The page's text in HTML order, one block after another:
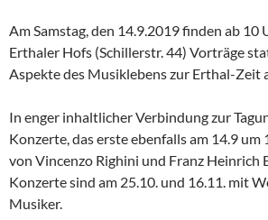
Am Samstag, den 14.9.2019 finden ab 10
Erthaler Hofs (Schillerstr. 44) Vorträge
Aspekte des Musiklebens zur Erthal-Zeit
In enger inhaltlicher Verbindung zur
Konzerte, das erste ebenfalls am 14.9
von Vincenzo Righini und Franz Heinrich
Konzerte sind am 25.10. und 16.11. mit
Musiker.